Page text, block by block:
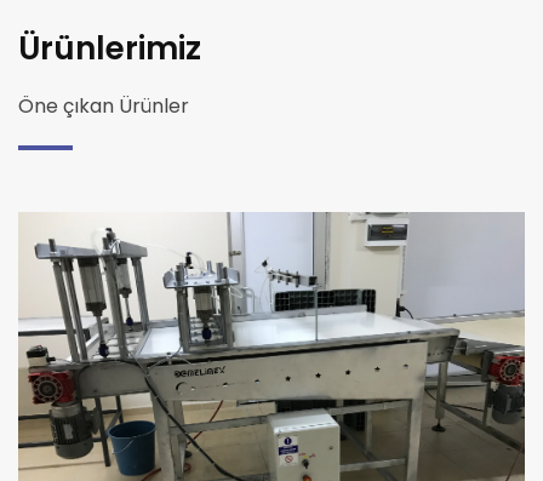
Ürünlerimiz
Öne çıkan Ürünler